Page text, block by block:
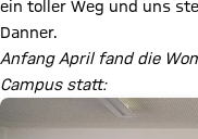
ein toller Weg und uns
Danner.
Anfang April fand die
Campus statt: